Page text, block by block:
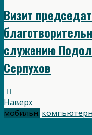
Визит
служению
Серпухов
Наверх
мобильн.